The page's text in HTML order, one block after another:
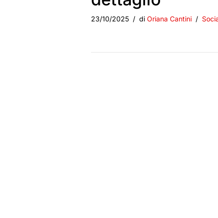
23/10/2025 di Oriana Cantini